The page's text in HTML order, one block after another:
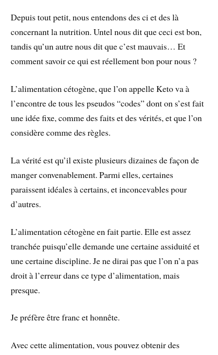
Depuis tout petit, nous entendons des ci et des là
concernant la nutrition. Untel nous dit que ceci est bon,
tandis qu’un autre nous dit que c’est mauvais… Et
comment savoir ce qui est réellement bon pour nous ?
L’alimentation cétogène, que l’on appelle Keto va à
l’encontre de tous les pseudos “codes” dont on s’est fait
une idée fixe, comme des faits et des vérités, et que l’on
considère comme des règles.
La vérité est qu’il existe plusieurs dizaines de façon de
manger convenablement. Parmi elles, certaines
paraissent idéales à certains, et inconcevables pour
d’autres.
L’alimentation cétogène en fait partie. Elle est assez
tranchée puisqu’elle demande une certaine assiduité et
une certaine discipline. Je ne dirai pas que l’on n’a pas
droit à l’erreur dans ce type d’alimentation, mais
presque.
Je préfère être franc et honnête.
Avec cette alimentation, vous pouvez obtenir des